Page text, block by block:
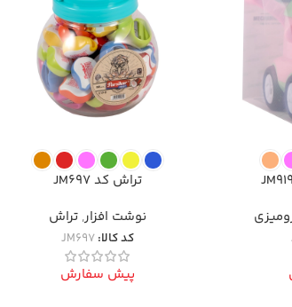
تراش کد JM697
نوشت افزار, تراش
کد کالا:JM697
پیش سفارش